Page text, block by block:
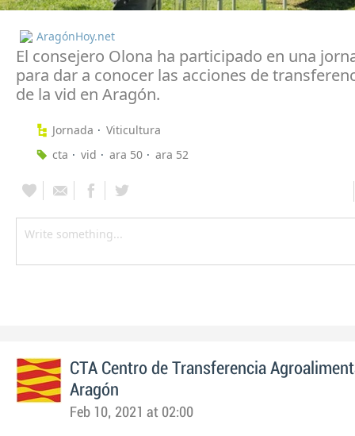
AragónHoy.net
El consejero Olona ha participado en una
para dar a conocer las acciones de
de la vid en Aragón.
Jornada
Viticultura
cta
vid ara 50 ara 52
CTA Centro de Transferencia
Aragón
Feb 10, 2021 at 02:00